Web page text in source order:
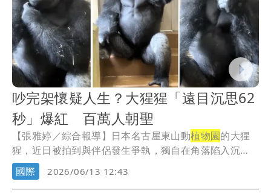
吵完架懷疑人生？大猩猩「遠目沉思62
秒」爆紅 百萬人朝聖
【張雅婷／綜合報導】日本名古屋東山動植物園的大猩
猩，近日被拍到與伴侶發生爭執，獨自在角落陷入沉
思，彷...
國際 2026/06/13 12:43